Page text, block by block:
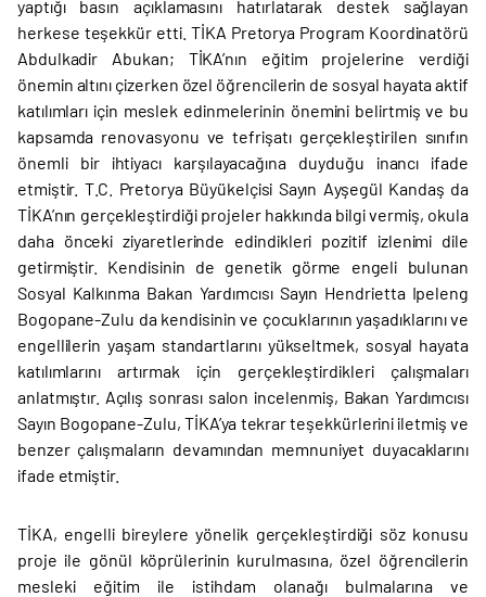
yaptığı basın açıklamasını hatırlatarak destek sağlayan
herkese teşekkür etti. TİKA Pretorya Program Koordinatörü
Abdulkadir Abukan; TİKA’nın eğitim projelerine verdiği
önemin altını çizerken özel öğrencilerin de sosyal hayata aktif
katılımları için meslek edinmelerinin önemini belirtmiş ve bu
kapsamda renovasyonu ve tefrişatı gerçekleştirilen sınıfın
önemli bir ihtiyacı karşılayacağına duyduğu inancı ifade
etmiştir. T.C. Pretorya Büyükelçisi Sayın Ayşegül Kandaş da
TİKA’nın gerçekleştirdiği projeler hakkında bilgi vermiş, okula
daha önceki ziyaretlerinde edindikleri pozitif izlenimi dile
getirmiştir. Kendisinin de genetik görme engeli bulunan
Sosyal Kalkınma Bakan Yardımcısı Sayın Hendrietta Ipeleng
Bogopane-Zulu da kendisinin ve çocuklarının yaşadıklarını ve
engellilerin yaşam standartlarını yükseltmek, sosyal hayata
katılımlarını artırmak için gerçekleştirdikleri çalışmaları
anlatmıştır. Açılış sonrası salon incelenmiş, Bakan Yardımcısı
Sayın Bogopane-Zulu, TİKA’ya tekrar teşekkürlerini iletmiş ve
benzer çalışmaların devamından memnuniyet duyacaklarını
ifade etmiştir.
TİKA, engelli bireylere yönelik gerçekleştirdiği söz konusu
proje ile gönül köprülerinin kurulmasına, özel öğrencilerin
mesleki eğitim ile istihdam olanağı bulmalarına ve